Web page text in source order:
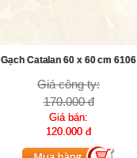
Gạch Catalan 60 x 60 cm 6106
Giá công ty:
170.000 đ
Giá bán:
120.000 đ